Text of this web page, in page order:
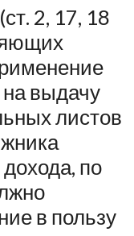
2, 17, 18
на выдачу
листов
по
в пользу